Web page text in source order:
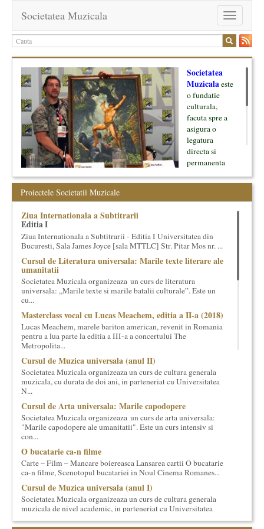
Toggle
navigation
Societatea Muzicala
Societatea
Muzicalaeste
o fundatie
culturala,
facuta spre a
asigura o
legatura
directa si
permanenta
oamenii ei, pe
inceput cu muzica clasica - si de aici numele -, insa acum
dezvoltam proiecte si in alte domenii ale culturii.
Facem management cultural, dezvoltam si administram proiecte
proprii sau preluate, modele si sisteme de finantare, marketing
cultural si consultanta. Organizam concursuri, concerte si
evenimente culturale, private sau publice, tinem cursuri de
cultura generala muzicala, teatrala, filosofica si de alte feluri.
cei care il finantateaza sunt in rubricile de mai jos.
Proiectele Societatii Muzicale
Ziua Internationala a Subtitrarii
Editia I
Ziua Internationala a Subtitrarii - Editia I Universitatea din
Bucuresti, Sala James Joyce [sala MTTLC] Str. Pitar Mos nr. ...
Cursul de Literatura universala: Marile texte literare ale
umanitatii
Societatea Muzicala organizeaza un curs de literatura
universala: „Marile texte si marile batalii culturale”. Este un
cu...
Masterclass vocal cu Lucas Meachem, editia a II-a (2018)
Lucas Meachem, marele bariton american, revenit in Romania
pentru a lua parte la editia a III-a a concertului The
Metropolita...
Cursul de Muzica universala (anul II)
Societatea Muzicala organizeaza un curs de cultura generala
muzicala, cu durata de doi ani, in parteneriat cu Universitatea
N...
Cursul de Arta universala: Marile capodopere
Societatea Muzicala organizeaza un curs de arta universala:
"Marile capodopere ale umanitatii". Este un curs intensiv si
con...
O bucatarie ca-n filme
Carte – Film – Mancare boiereasca Lansarea cartii O bucatarie
ca-n filme, Scenotopul bucatariei in Noul Cinema Romanes...
Cursul de Muzica universala (anul I)
Societatea Muzicala organizeaza un curs de cultura generala
muzicala de nivel academic, in parteneriat cu Universitatea